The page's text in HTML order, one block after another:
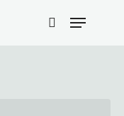
search
Menu